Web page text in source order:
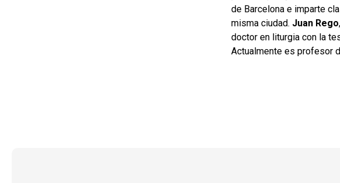
de Barcelona e imparte
misma ciudad. Juan Rego
doctor en liturgia con la
Actualmente es profesor